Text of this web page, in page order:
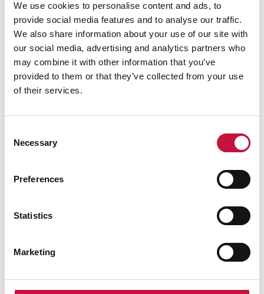
We use cookies to personalise content and ads, to
provide social media features and to analyse our traffic.
We also share information about your use of our site with
our social media, advertising and analytics partners who
may combine it with other information that you’ve
provided to them or that they’ve collected from your use
of their services.
Selection
Necessary
Preferences
Statistics
Marketing